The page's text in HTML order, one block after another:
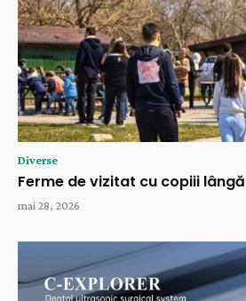
Diverse
Ferme de vizitat cu copiii
mai 28, 2026